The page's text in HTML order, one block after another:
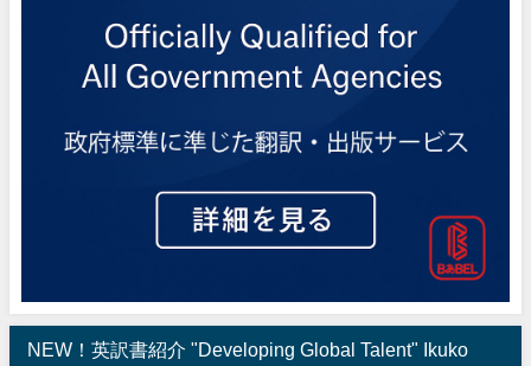
NEW！英訳書紹介 "Developing Global Talent" Ikuko